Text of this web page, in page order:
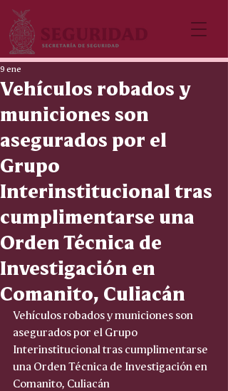
Vehículos robados y
municiones son
asegurados por el
Grupo
Interinstitucional tras
cumplimentarse una
Orden Técnica de
Investigación en
Comanito, Culiacán
9 ene
Vehículos robados y municiones son
asegurados por el Grupo
Interinstitucional tras cumplimentarse
una Orden Técnica de Investigación en
Comanito, Culiacán